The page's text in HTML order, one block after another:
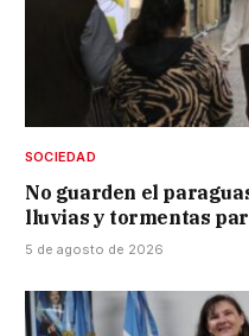
SOCIEDAD
No guarden el
lluvias y tormentas
5 de agosto de 2026